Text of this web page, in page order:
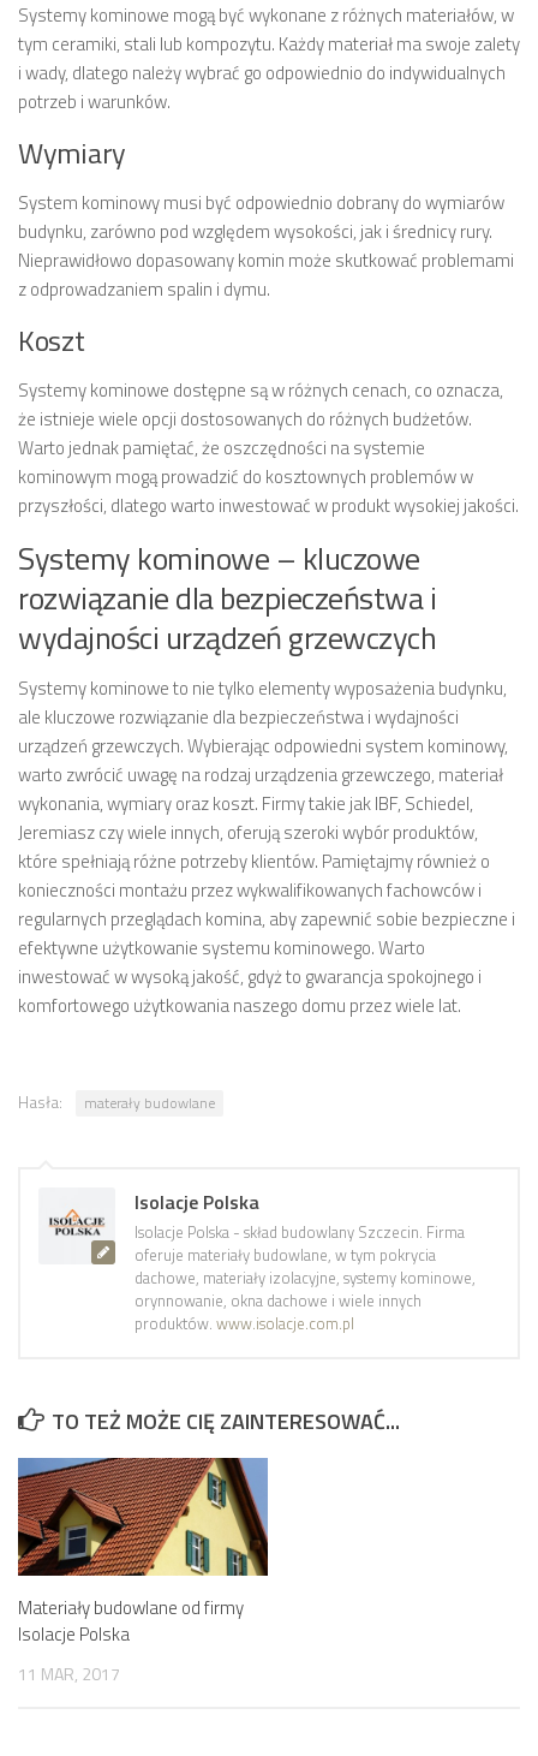
Systemy kominowe mogą być wykonane z różnych materiałów, w
tym ceramiki, stali lub kompozytu. Każdy materiał ma swoje zalety
i wady, dlatego należy wybrać go odpowiednio do indywidualnych
potrzeb i warunków.
Wymiary
System kominowy musi być odpowiednio dobrany do wymiarów
budynku, zarówno pod względem wysokości, jak i średnicy rury.
Nieprawidłowo dopasowany komin może skutkować problemami
z odprowadzaniem spalin i dymu.
Koszt
Systemy kominowe dostępne są w różnych cenach, co oznacza,
że istnieje wiele opcji dostosowanych do różnych budżetów.
Warto jednak pamiętać, że oszczędności na systemie
kominowym mogą prowadzić do kosztownych problemów w
przyszłości, dlatego warto inwestować w produkt wysokiej jakości.
Systemy kominowe – kluczowe
rozwiązanie dla bezpieczeństwa i
wydajności urządzeń grzewczych
Systemy kominowe to nie tylko elementy wyposażenia budynku,
ale kluczowe rozwiązanie dla bezpieczeństwa i wydajności
urządzeń grzewczych. Wybierając odpowiedni system kominowy,
warto zwrócić uwagę na rodzaj urządzenia grzewczego, materiał
wykonania, wymiary oraz koszt. Firmy takie jak IBF, Schiedel,
Jeremiasz czy wiele innych, oferują szeroki wybór produktów,
które spełniają różne potrzeby klientów. Pamiętajmy również o
konieczności montażu przez wykwalifikowanych fachowców i
regularnych przeglądach komina, aby zapewnić sobie bezpieczne i
efektywne użytkowanie systemu kominowego. Warto
inwestować w wysoką jakość, gdyż to gwarancja spokojnego i
komfortowego użytkowania naszego domu przez wiele lat.
Hasła: materały budowlane
Isolacje Polska
Isolacje Polska - skład budowlany Szczecin. Firma
oferuje materiały budowlane, w tym pokrycia
dachowe, materiały izolacyjne, systemy kominowe,
orynnowanie, okna dachowe i wiele innych
produktów. www.isolacje.com.pl
TO TEŻ MOŻE CIĘ ZAINTERESOWAĆ...
Materiały budowlane od firmy
Isolacje Polska
11 MAR, 2017